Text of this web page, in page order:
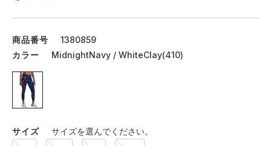
商品番号
1380859
カラー
MidnightNavy / WhiteClay(410)
サイズ サイズを選んでください。